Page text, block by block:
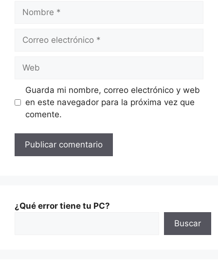
Guarda mi nombre, correo electrónico y web
en este navegador para la próxima vez que
comente.
¿Qué error tiene tu PC?
Buscar